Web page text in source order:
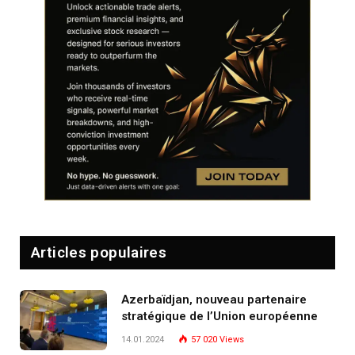
Articles populaires
Azerbaïdjan, nouveau partenaire
stratégique de l’Union européenne
14.01.2024 57 020 Views